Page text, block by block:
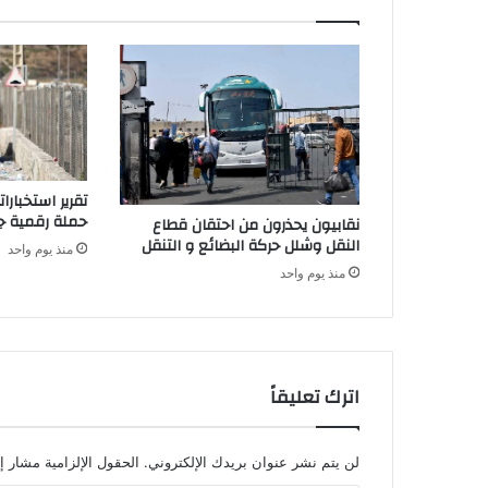
ا
ق
ت
ه
ن
ئ
ة
إ
ل
ى
ل
و
ؤ
س
نقابيون يحذرون من احتقان قطاع
النقل وشلل حركة البضائع و التنقل
منذ يوم واحد
تقرير
حملة رقمية
منذ يوم واحد
اترك تعليقاً
لن يتم نشر عنوان بريدك الإلكتروني. الحقول الإلزامية مشار